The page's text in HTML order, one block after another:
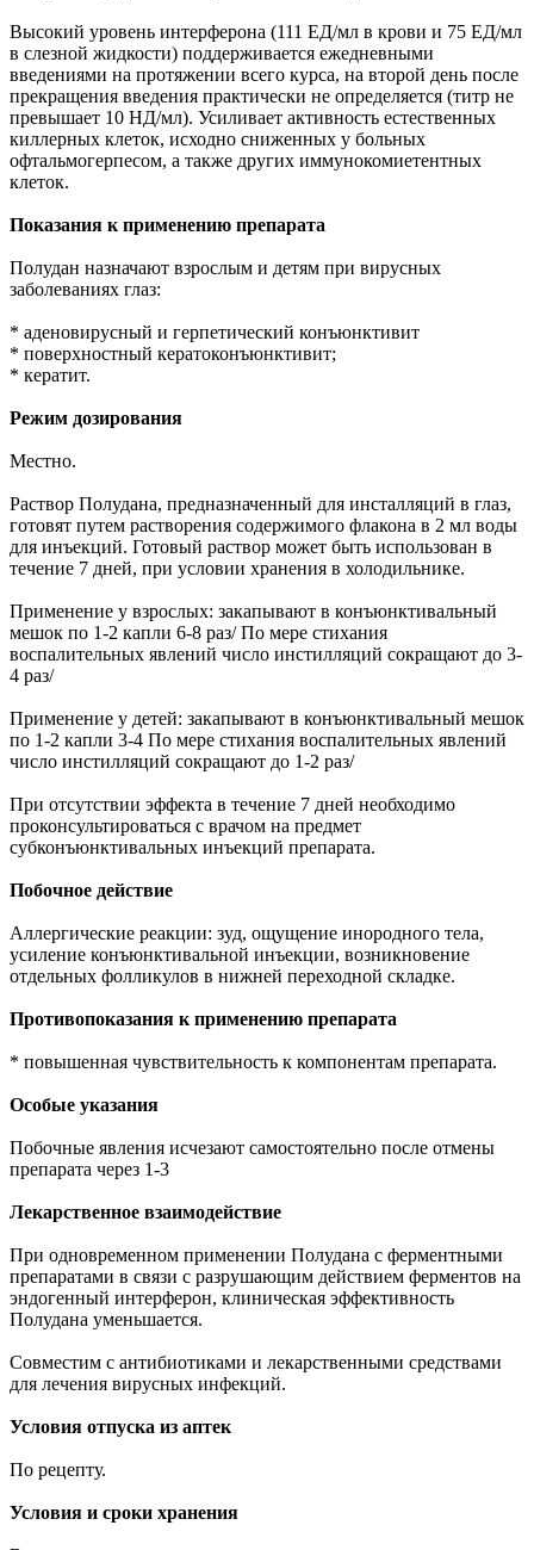
Высокий уровень интерферона (111 ЕД/мл в крови и 75 ЕД/мл
в слезной жидкости) поддерживается ежедневными
введениями на протяжении всего курса, на второй день после
прекращения введения практически не определяется (титр не
превышает 10 НД/мл). Усиливает активность естественных
киллерных клеток, исходно сниженных у больных
офтальмогерпесом, а также других иммунокомиетентных
клеток.
Показания к применению препарата
Полудан назначают взрослым и детям при вирусных
заболеваниях глаз:
* аденовирусный и герпетический конъюнктивит
* поверхностный кератоконъюнктивит;
* кератит.
Режим дозирования
Местно.
Раствор Полудана, предназначенный для инсталляций в глаз,
готовят путем растворения содержимого флакона в 2 мл воды
для инъекций. Готовый раствор может быть использован в
течение 7 дней, при условии хранения в холодильнике.
Применение у взрослых: закапывают в конъюнктивальный
мешок по 1-2 капли 6-8 раз/ По мере стихания
воспалительных явлений число инстилляций сокращают до 3-
4 раз/
Применение у детей: закапывают в конъюнктивальный мешок
по 1-2 капли 3-4 По мере стихания воспалительных явлений
число инстилляций сокращают до 1-2 раз/
При отсутствии эффекта в течение 7 дней необходимо
проконсультироваться с врачом на предмет
субконъюнктивальных инъекций препарата.
Побочное действие
Аллергические реакции: зуд, ощущение инородного тела,
усиление конъюнктивальной инъекции, возникновение
отдельных фолликулов в нижней переходной складке.
Противопоказания к применению препарата
* повышенная чувствительность к компонентам препарата.
Особые указания
Побочные явления исчезают самостоятельно после отмены
препарата через 1-3
Лекарственное взаимодействие
При одновременном применении Полудана с ферментными
препаратами в связи с разрушающим действием ферментов на
эндогенный интерферон, клиническая эффективность
Полудана уменьшается.
Совместим с антибиотиками и лекарственными средствами
для лечения вирусных инфекций.
Условия отпуска из аптек
По рецепту.
Условия и сроки хранения